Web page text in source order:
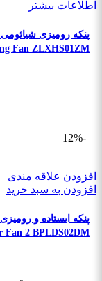
اطلاعات بیشتر
Fan ZLXHS01ZM
-12%
افزودن علاقه مندی
افزودن به سبد خرید
Fan 2 BPLDS02DM